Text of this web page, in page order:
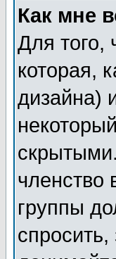
Как мне
Для того,
которая,
дизайна)
членство
группы